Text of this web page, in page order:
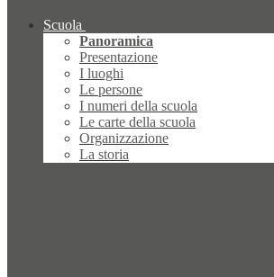
Scuola
Panoramica
Presentazione
I luoghi
Le persone
I numeri della scuola
Le carte della scuola
Organizzazione
La storia